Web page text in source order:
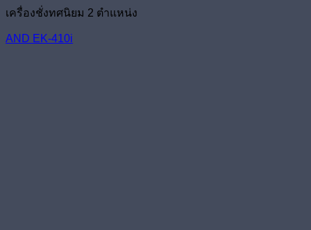
เครื่องชั่งทศนิยม 2 ตำแหน่ง
AND EK-410i